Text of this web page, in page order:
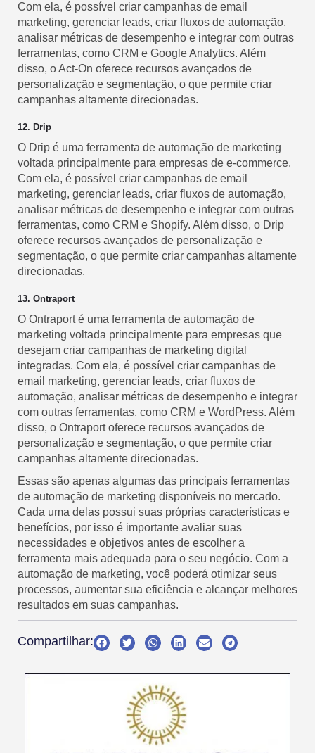
Com ela, é possível criar campanhas de email
marketing, gerenciar leads, criar fluxos de automação,
analisar métricas de desempenho e integrar com outras
ferramentas, como CRM e Google Analytics. Além
disso, o Act-On oferece recursos avançados de
personalização e segmentação, o que permite criar
campanhas altamente direcionadas.
12. Drip
O Drip é uma ferramenta de automação de marketing
voltada principalmente para empresas de e-commerce.
Com ela, é possível criar campanhas de email
marketing, gerenciar leads, criar fluxos de automação,
analisar métricas de desempenho e integrar com outras
ferramentas, como CRM e Shopify. Além disso, o Drip
oferece recursos avançados de personalização e
segmentação, o que permite criar campanhas altamente
direcionadas.
13. Ontraport
O Ontraport é uma ferramenta de automação de
marketing voltada principalmente para empresas que
desejam criar campanhas de marketing digital
integradas. Com ela, é possível criar campanhas de
email marketing, gerenciar leads, criar fluxos de
automação, analisar métricas de desempenho e integrar
com outras ferramentas, como CRM e WordPress. Além
disso, o Ontraport oferece recursos avançados de
personalização e segmentação, o que permite criar
campanhas altamente direcionadas.
Essas são apenas algumas das principais ferramentas
de automação de marketing disponíveis no mercado.
Cada uma delas possui suas próprias características e
benefícios, por isso é importante avaliar suas
necessidades e objetivos antes de escolher a
ferramenta mais adequada para o seu negócio. Com a
automação de marketing, você poderá otimizar seus
processos, aumentar sua eficiência e alcançar melhores
resultados em suas campanhas.
Compartilhar: